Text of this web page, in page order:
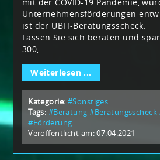
mit der COVID-19 Pandemie,
Unternehmensförderungen
ist der UBIT-Beratungsscheck.
Lassen Sie sich beraten und
300,-
Weiterlesen ...
Kategorie: #Sonstiges
Tags: #Beratung #Beratungsscheck
#Förderung
Veröffentlicht am: 07.04.2021